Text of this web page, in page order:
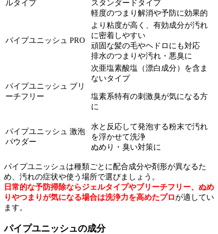
ルタイプ
スタンダードタイプ
軽度のつまり解消や予防に効果的
パイプユニッシュ PRO
より粘度が高く、有効成分が汚れ
に密着しやすい
頑固な髪の毛やヘドロにも対応
排水のつまりや汚れ・悪臭に
パイプユニッシュ ブリ
ーチフリー
次亜塩素酸塩（漂白成分）を含ま
ないタイプ
塩素系特有の刺激臭が気になる方
に
パイプユニッシュ 激泡
パウダー
水と反応して発泡する粉末で汚れ
を浮かせて洗浄
ぬめり・臭い対策に
パイプユニッシュは種類ごとに配合成分や剤形が異なるた
め、汚れの症状や使う場所で選びましょう。
日常的な予防掃除ならジェルタイプやブリーチフリー、ぬめ
りやつまりが気になる場合は洗浄力を高めたプロが適してい
ます。
パイプユニッシュの成分